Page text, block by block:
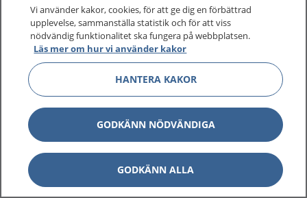
Vi använder kakor, cookies, för att ge dig en förbättrad
upplevelse, sammanställa statistik och för att viss
nödvändig funktionalitet ska fungera på webbplatsen.
Läs mer om hur vi använder kakor
HANTERA KAKOR
GODKÄNN NÖDVÄNDIGA
GODKÄNN ALLA